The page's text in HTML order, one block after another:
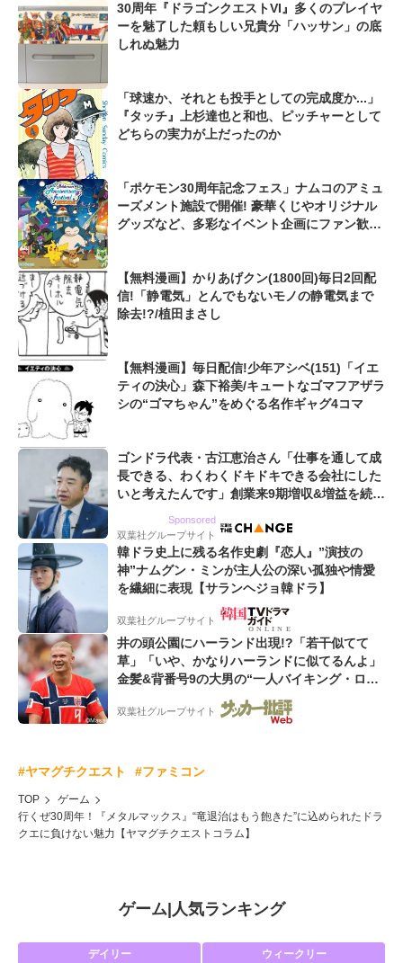
30周年『ドラゴンクエストVI』多くのプレイヤ
ーを魅了した頼もしい兄貴分「ハッサン」の底
しれぬ魅力
「球速か、それとも投手としての完成度か...」
『タッチ』上杉達也と和也、ピッチャーとして
どちらの実力が上だったのか
「ポケモン30周年記念フェス」ナムコのアミュ
ーズメント施設で開催! 豪華くじやオリジナル
グッズなど、多彩なイベント企画にファン歓喜
【無料漫画】かりあげクン(1800回)毎日2回配
信!「静電気」とんでもないモノの静電気まで
除去!?/植田まさし
【無料漫画】毎日配信!少年アシベ(151)「イエ
ティの決心」森下裕美/キュートなゴマフアザラ
シの“ゴマちゃん”をめぐる名作ギャグ4コマ
ゴンドラ代表・古江恵治さん「仕事を通して成
長できる、わくわくドキドキできる会社にした
いと考えたんです」創業来9期増収&増益を続け
Sponsored
双葉社グループサイト
韓ドラ史上に残る名作史劇『恋人』”演技の
神”ナムグン・ミンが主人公の深い孤独や情愛
を繊細に表現【サランヘジョ韓ドラ】
双葉社グループサイト
井の頭公園にハーランド出現!?「若干似てて
草」「いや、かなりハーランドに似てるんよ」
金髪&背番号9の大男の“一人バイキング・ロ
ー”映像が話題!「元気をもらった」
双葉社グループサイト
#ヤマグチクエスト #ファミコン
TOP
ゲーム
行くぜ30周年！『メタルマックス』“竜退治はもう飽きた”に込められたドラ
クエに負けない魅力【ヤマグチクエストコラム】
ゲーム| 人気ランキング
デイリー ウィークリー